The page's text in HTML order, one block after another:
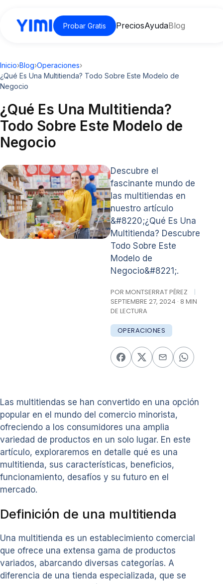
Probar Gratis PreciosAyudaBlog
Inicio›Blog›Operaciones›
¿Qué Es Una Multitienda? Todo Sobre Este Modelo de
Negocio
¿Qué Es Una Multitienda?
Todo Sobre Este Modelo de
Negocio
Descubre el
fascinante mundo de
las multitiendas en
nuestro artículo
&#8220;¿Qué Es Una
Multitienda? Descubre
Todo Sobre Este
Modelo de
Negocio&#8221;.
POR MONTSERRAT PÉREZ
|
SEPTIEMBRE 27, 2024 · 8 MIN
DE LECTURA
OPERACIONES
Las multitiendas se han convertido en una opción
popular en el mundo del comercio minorista,
ofreciendo a los consumidores una amplia
variedad de productos en un solo lugar. En este
artículo, exploraremos en detalle qué es una
multitienda, sus características, beneficios,
funcionamiento, desafíos y su futuro en el
mercado.
Definición de una multitienda
Una multitienda es un establecimiento comercial
que ofrece una extensa gama de productos
variados, abarcando diversas categorías. A
diferencia de una tienda especializada, que se